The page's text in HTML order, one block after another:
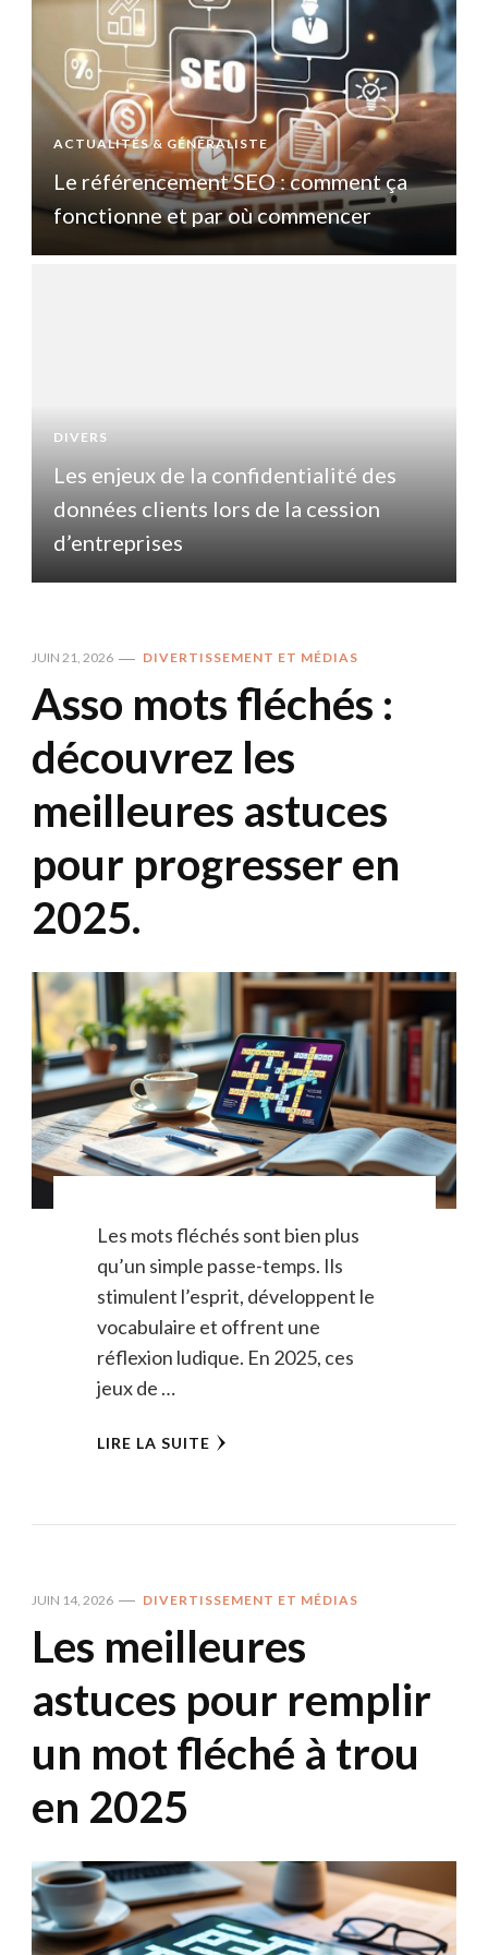
ACTUALITÉS & GÉNÉRALISTE
Le référencement SEO : comment ça
fonctionne et par où commencer
DIVERS
Les enjeux de la confidentialité des
données clients lors de la cession
d’entreprises
JUIN 21, 2026 DIVERTISSEMENT ET MÉDIAS
Asso mots fléchés :
découvrez les
meilleures astuces
pour progresser en
2025.
Les mots fléchés sont bien plus
qu’un simple passe-temps. Ils
stimulent l’esprit, développent le
vocabulaire et offrent une
réflexion ludique. En 2025, ces
jeux de …
LIRE LA SUITE
JUIN 14, 2026 DIVERTISSEMENT ET MÉDIAS
Les meilleures
astuces pour remplir
un mot fléché à trou
en 2025